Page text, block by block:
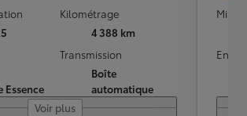
Kilométrage
4 388 km
Essence
Transmission
Boîte
automatique
Voir plus
Mise